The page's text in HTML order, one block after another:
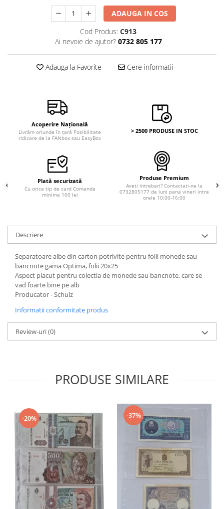
Folii pentru stocare bancnote, la
Folii pentru stocare bancnote, la
Bancnote straine
Bancnote Africa
Bancnote America
Bancnote Asia
Bancnote Australia si Oceania
Bancnote Europa
Gradate PMG
Idei cadouri
Timbre si coli Romania
Carte Postala / FDC
Din trusa colectionarului
Alte colectibile
Insigne/Medalii/Decoratii
ADAUGA IN COS
Cod Produs: C913
Ai nevoie de ajutor? 0732 805 177
Adauga la Favorite Cere informatii
Acoperire Națională
Livrăm oriunde în țară Posibilitate
ridicare de la FANbox sau EasyBox
> 2500 PRODUSE IN STOC
Plată securizată
Cu orice tip de card Comanda
minima 100 lei
Produse Premium
Aveti intrebari? Contactati-ne la
0732805177 de luni pana vineri intre
orele 10:00-16:00
Descriere
Separatoare albe din carton potrivite pentru folii monede sau
bancnote gama Optima, folii 20x25
Aspect placut pentru colectia de monede sau bancnote, care se
vad foarte bine pe alb
Producator - Schulz
Informatii conformitate produs
Review-uri(0)
PRODUSE SIMILARE
-20% -37%